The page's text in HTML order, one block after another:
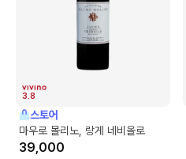
3.8
스토어
마우로 몰리노, 랑게 네비올로
39,000